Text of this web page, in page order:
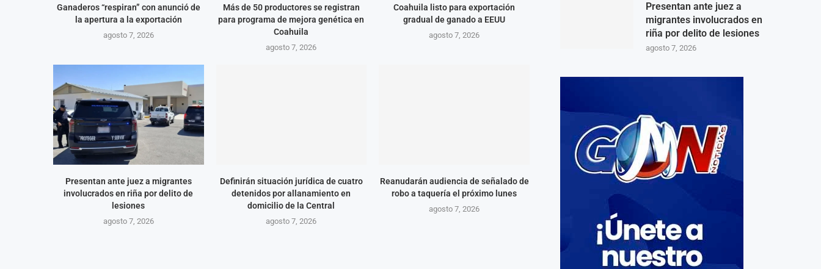
Ganaderos “respiran” con anunció de
la apertura a la exportación
agosto 7, 2026
Más de 50 productores se registran
para programa de mejora genética en
Coahuila
agosto 7, 2026
Coahuila listo para exportación
gradual de ganado a EEUU
agosto 7, 2026
Presentan ante juez a migrantes
involucrados en riña por delito de
lesiones
agosto 7, 2026
Definirán situación jurídica de cuatro
detenidos por allanamiento en
domicilio de la Central
agosto 7, 2026
Reanudarán audiencia de señalado de
robo a taquería el próximo lunes
agosto 7, 2026
Presentan ante juez a
migrantes involucrados en
riña por delito de lesiones
agosto 7, 2026